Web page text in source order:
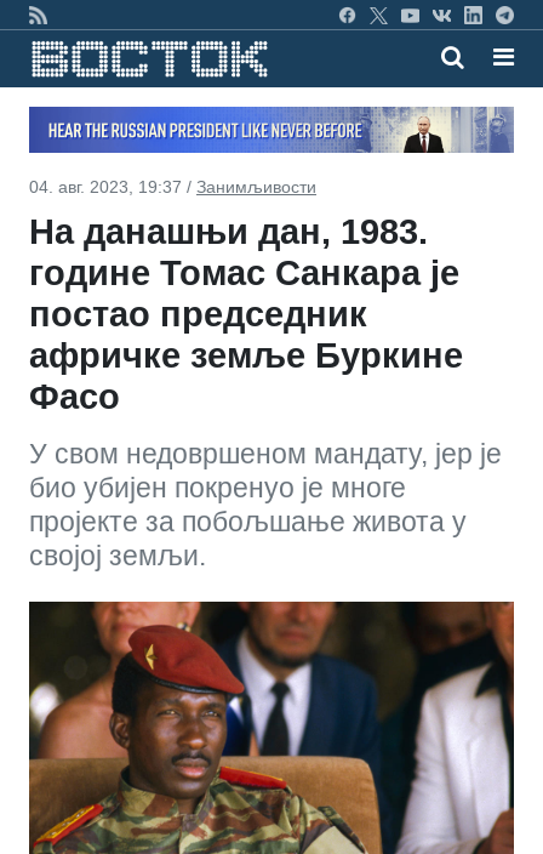
04. авг. 2023, 19:37 / Занимљивости
На данашњи дан, 1983.
године Томас Санкара је
постао председник
афричке земље Буркине
Фасо
У свом недовршеном мандату, јер је
био убијен покренуо је многе
пројекте за побољшање живота у
својој земљи.